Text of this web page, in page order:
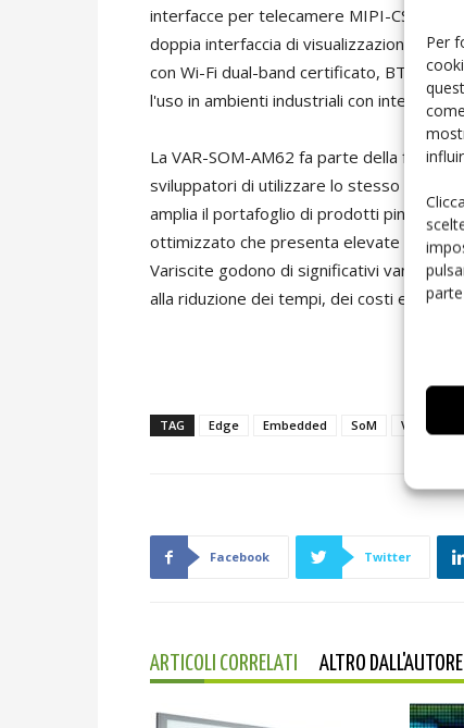
Per
interfacce per telecamere MIPI-CSI2,
doppia interfaccia di visualizzazione
con Wi-Fi dual-band certificato, BT 5.2/
l'uso in ambienti industriali con intervalli
La VAR-SOM-AM62 fa parte della
sviluppatori di utilizzare lo stesso design
amplia il portafoglio di prodotti pin-
ottimizzato che presenta elevate
Variscite godono di significativi vantaggi
alla riduzione dei tempi, dei costi e dei
TAG Edge Embedded SoM Variscite
Facebook Twitter
ARTICOLI CORRELATI ALTRO DALL'AUTORE